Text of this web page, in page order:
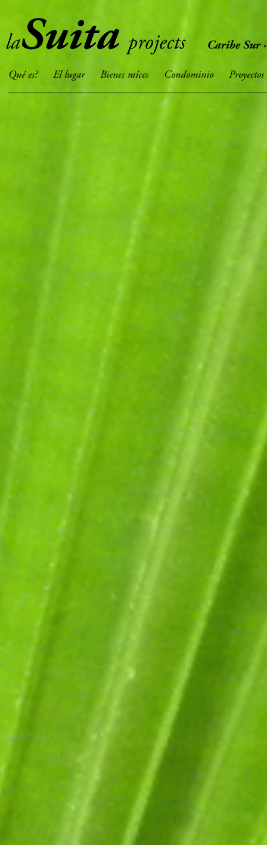
Qué es? El lugar Bienes raíces Condominio